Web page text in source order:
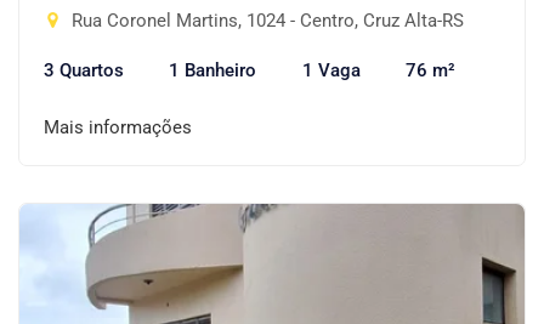
Rua Coronel Martins, 1024 - Centro, Cruz Alta-RS
3 Quartos 1 Banheiro 1 Vaga 76 m²
Mais informações